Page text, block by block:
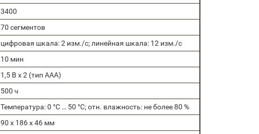
3400
70 сегментов
цифровая шкала: 2 изм./с; линейная шкала: 12 изм./с
10 мин
1,5 В х 2 (тип ААА)
500 ч
Температура: 0 °С … 50 °С; отн. влажность: не более 80 %
90 х 186 х 46 мм